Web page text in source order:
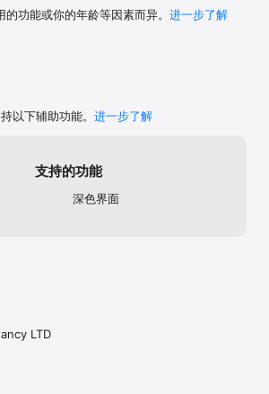
均盈利、平均亏损、最佳市场、券商成本、
今日 P&L、当前连续记录、周表现、月进度
踪、权益曲线、盈利目标、风险限额、高级筛
legal/terms?locale=zh-Hans
legal/privacy-policy?locale=zh-
功能或你的年龄等因素而异。 进一步了解
以下辅助功能。 进一步了解
支持的功能
深色界面
LTD